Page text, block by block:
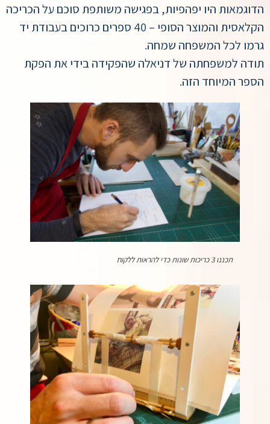
הדוגמאות היו יפהפיות, בפגישה משותפת סוכם על הכריכה
הקלאסית והמוצר הסופי – 40 ספרים כרוכים בעבודת יד
גרמו לכל המשפחה שמחה.
תודה למשפחתה של דניאלה שהפקידה בידי את הפקת
הספר המיוחד הזה.
תכננו 3 כריכות שונות כדי להראות ללקוח